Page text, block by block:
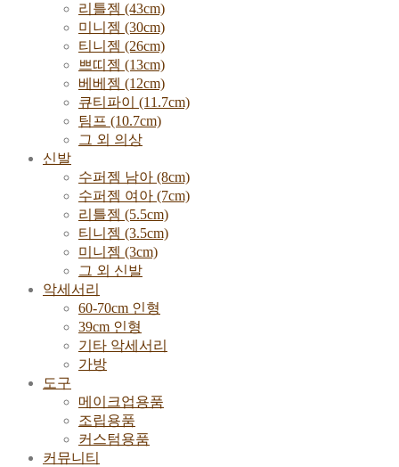
리틀젬 (43cm)
미니젬 (30cm)
티니젬 (26cm)
쁘띠젬 (13cm)
베베젬 (12cm)
큐티파이 (11.7cm)
팀프 (10.7cm)
그 외 의상
신발
수퍼젬 남아 (8cm)
수퍼젬 여아 (7cm)
리틀젬 (5.5cm)
티니젬 (3.5cm)
미니젬 (3cm)
그 외 신발
악세서리
60-70cm 인형
39cm 인형
기타 악세서리
가방
도구
메이크업용품
조립용품
커스텀용품
커뮤니티